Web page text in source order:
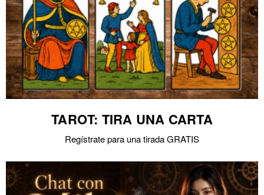
TAROT: TIRA UNA CARTA
Regístrate para una tirada GRATIS